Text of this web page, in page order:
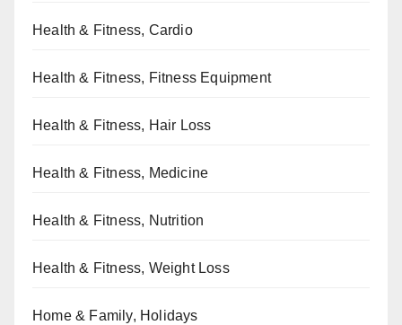
Health & Fitness, Cardio
Health & Fitness, Fitness Equipment
Health & Fitness, Hair Loss
Health & Fitness, Medicine
Health & Fitness, Nutrition
Health & Fitness, Weight Loss
Home & Family, Holidays